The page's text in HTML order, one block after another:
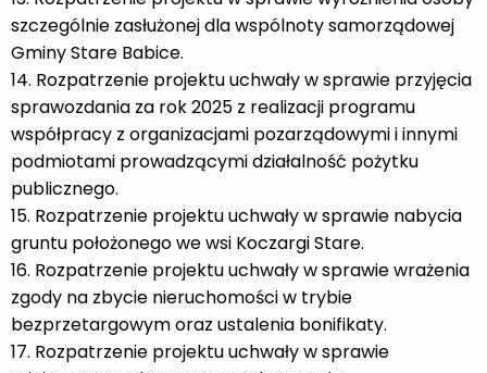
szczególnie zasłużonej dla wspólnoty samorządowej
Gminy Stare Babice.
14. Rozpatrzenie projektu uchwały w sprawie przyjęcia
sprawozdania za rok 2025 z realizacji programu
współpracy z organizacjami pozarządowymi i innymi
podmiotami prowadzącymi działalność pożytku
publicznego.
15. Rozpatrzenie projektu uchwały w sprawie nabycia
gruntu położonego we wsi Koczargi Stare.
16. Rozpatrzenie projektu uchwały w sprawie wrażenia
zgody na zbycie nieruchomości w trybie
bezprzetargowym oraz ustalenia bonifikaty.
17. Rozpatrzenie projektu uchwały w sprawie